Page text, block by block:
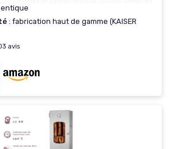
: fabrication haut de gamme (KAISER
avis